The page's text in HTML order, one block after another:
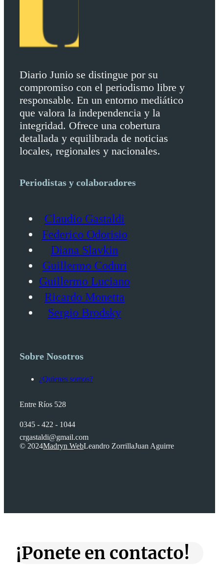
Diario Junio se distingue por su
compromiso con el periodismo libre y
responsable. En un entorno mediático
que valora la independencia y la
integridad. Ofrece una cobertura
detallada y equilibrada de noticias
locales, regionales y nacionales.
Periodistas y colaboradores
Claudio Gastaldi
Federico Odorisio
Diana Slavkin
Guillermo Coduri
Guillermo Luciano
Ricardo Monetta
Sergio Brodsky
Sobre Nosotros
¿Quienes somos?
Entre Ríos 528
0345 - 422 - 1044
crgastaldi@gmail.com
© 2024Madryn WebLeandro ZorrillaJuan Aguirre
¡Ponete en contacto!